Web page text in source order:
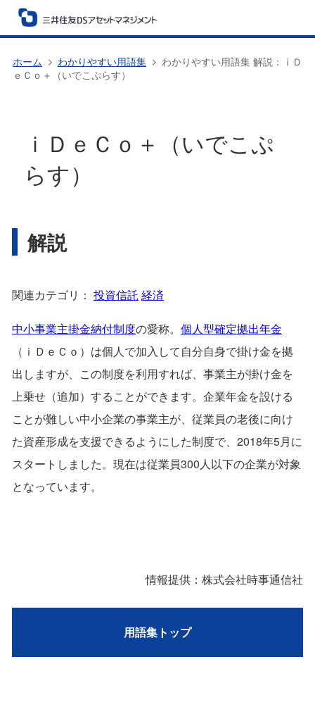
ホーム わかりやすい用語集
わかりやすい用語集 解説：ｉＤ
ｅＣｏ＋（いでこぷらす）
ｉＤｅＣｏ＋（いでこぷ
らす）
解説
関連カテゴリ： 投資信託 経済
中小事業主掛金納付制度の愛称。 個人型確定拠出年金
（ｉＤｅＣｏ）は個人で加入して自分自身で掛け金を拠
出しますが、この制度を利用すれば、事業主が掛け金を
上乗せ（追加）することができます。企業年金を設ける
ことが難しい中小企業の事業主が、従業員の老後に向け
た資産形成を支援できるようにした制度で、2018年5月に
スタートしました。現在は従業員300人以下の企業が対象
となっています。
情報提供：株式会社時事通信社
用語集トップ